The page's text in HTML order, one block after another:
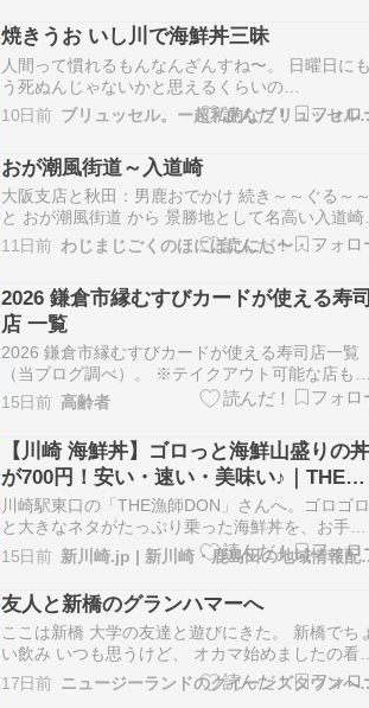
な。とりあえず割引品の海鮮丼と惣菜は買えた。
いくら割引品とは…
焼きうお いし川で海鮮丼三昧
人間って慣れるもんなんざんすね〜。 日曜日に
う死ぬんじゃないかと思えるくらいの…
10日前
ブリュッセル。ー超私的
おが潮風街道～入道崎
大阪支店と秋田：男鹿おでかけ 続き～～ぐる～
と おが潮風街道 から 景勝地として名高い入道崎
～ 一面に広がる草原 パノラマ上に広がる海～景
は後で 腹ペコでしたのよ～～ 腹が減っては景色
きま～～す （海鮮丼はなかなかの観光…
11日前 わじまじごくのほにほににぃ〜・・
2026 鎌倉市縁むすびカードが使える寿
店 一覧
2026 鎌倉市縁むすびカードが使える寿司店一覧
（当ブログ調べ）。 ※テイクアウト可能な店も
るので、問い合わせてみると良いでしょう。 雪
下、小町、大町、七里ガ浜東、腰越、山ノ内、大
船 雪ノ下 寿司國 寿司 住所： 雪ノ下2-10-9 ホー
ページ 八重寿司 寿司 住所： 雪ノ…
15日前 高齢者
【川崎 海鮮丼】ゴロっと海鮮山盛りの
が700円！安い・速い・美味い♪｜THE漁
師DON
川崎駅東口の「THE漁師DON」さんへ。ゴロゴ
と大きなネタがたっぷり乗った海鮮丼を、お手頃
価格で楽しめる人気のお店です。 暑い日は海鮮
で決まり！ 梅雨も明けて、暑い日が続きますね
こう暑いと、冷たくてさっぱりしたものが食べた
くなりませんか？ この日も川崎駅へ出かけたと
ろ、…
15日前 新川崎.jp | 新川
友人と新橋のグランハマーへ
ここは新橋 大学の友達と遊びにきた。 新橋でち
い飲み いつも思うけど、 オカマ始めましたの看
が気になる。 新橋駅前のSL広場近くに2024年11
月28日にオープンしたお店に行ってきた。 「グ
17日前 ニュージーランド